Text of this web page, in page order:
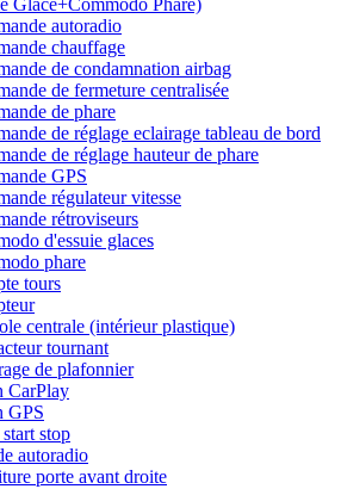
Glace+Commodo Phare)
autoradio
chauffage
de condamnation airbag
de fermeture centralisée
de phare
de réglage eclairage tableau de bord
de réglage hauteur de phare
GPS
régulateur vitesse
rétroviseurs
d'essuie glaces
phare
tours
centrale (intérieur plastique)
tournant
de plafonnier
CarPlay
GPS
stop
autoradio
porte avant droite